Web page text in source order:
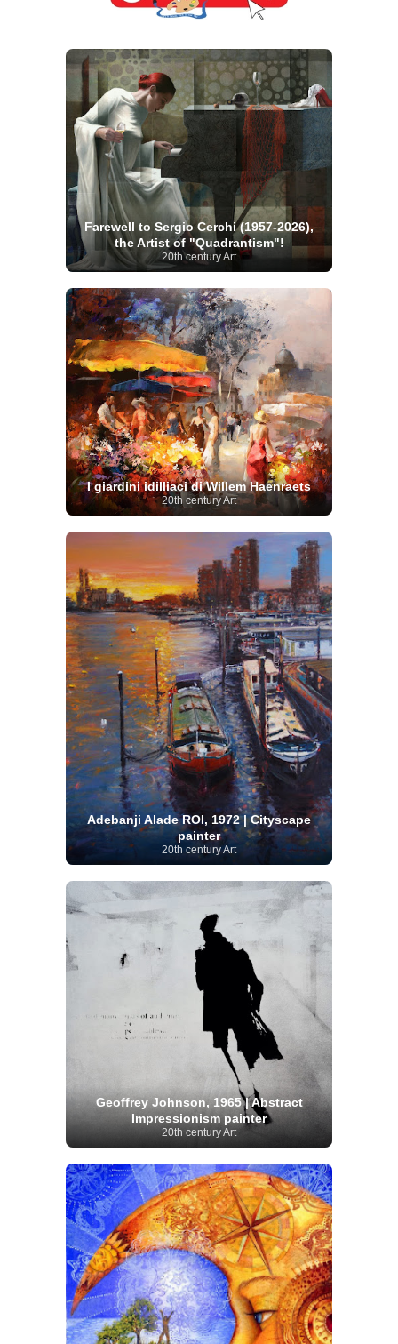
Farewell to Sergio Cerchi (1957-2026),
the Artist of "Quadrantism"!
20th century Art
I giardini idilliaci di Willem Haenraets
20th century Art
Adebanji Alade ROI, 1972 | Cityscape
painter
20th century Art
Geoffrey Johnson, 1965 | Abstract
Impressionism painter
20th century Art